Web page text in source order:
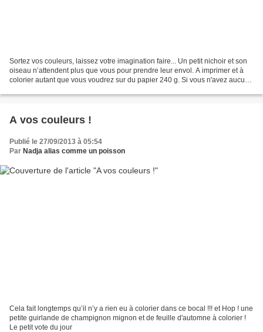
Sortez vos couleurs, laissez votre imagination faire... Un petit nichoir et son
oiseau n’attendent plus que vous pour prendre leur envol. A imprimer et à
colorier autant que vous voudrez sur du papier 240 g. Si vous n'avez aucune
A vos couleurs !
Publié le 27/09/2013 à 05:54
Par Nadja alias comme un poisson
Cela fait longtemps qu’il n’y a rien eu à colorier dans ce bocal !!! et Hop ! une
petite guirlande de champignon mignon et de feuille d'automne à colorier !
Le petit vote du jour